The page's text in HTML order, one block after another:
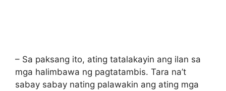
– Sa paksang ito, ating tatalakayin ang ilan sa
mga halimbawa ng pagtatambis. Tara na’t
sabay sabay nating palawakin ang ating mga